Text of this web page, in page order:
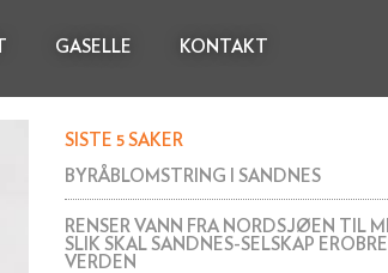
GASELLE KONTAKT
SISTE 5 SAKER
BYRÅBLOMSTRING I SANDNES
RENSER VANN FRA NORDSJØEN TIL
SLIK SKAL SANDNES-SELSKAP EROBRE
VERDEN